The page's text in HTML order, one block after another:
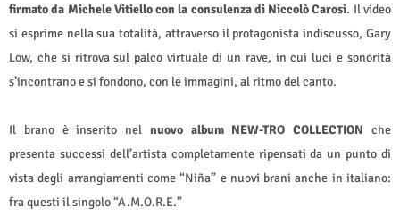
firmato da Michele Vitiello con la consulenza di Niccolò Carosi. Il video
si esprime nella sua totalità, attraverso il protagonista indiscusso, Gary
Low, che si ritrova sul palco virtuale di un rave, in cui luci e sonorità
s’incontrano e si fondono, con le immagini, al ritmo del canto.
Il brano è inserito nel nuovo album NEW-TRO COLLECTION che
presenta successi dell’artista completamente ripensati da un punto di
vista degli arrangiamenti come “Niña” e nuovi brani anche in italiano:
fra questi il singolo “A.M.O.R.E.”